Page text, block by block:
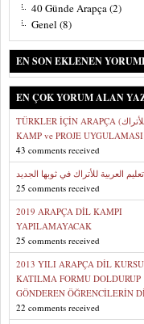
40 Günde Arapça(2)
Genel (8)
EN SON EKLENEN
EN ÇOK YORUM ALAN
TÜRKLER İÇİN ARAPÇA (العربية للأتراك)
KAMP ve PROJE UYGULAMASI
43 comments received
تعليم العربية للأتراك في ثوبها الجديد
25 comments received
2019 ARAPÇA DİL KAMPI
YAPILAMAYACAK
25 comments received
2013 YILI ARAPÇA DİL
KATILMA FORMU DOLDURUP
GÖNDEREN ÖĞRENCİLERİN
22 comments received